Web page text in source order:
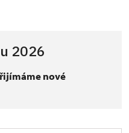
2026
nové